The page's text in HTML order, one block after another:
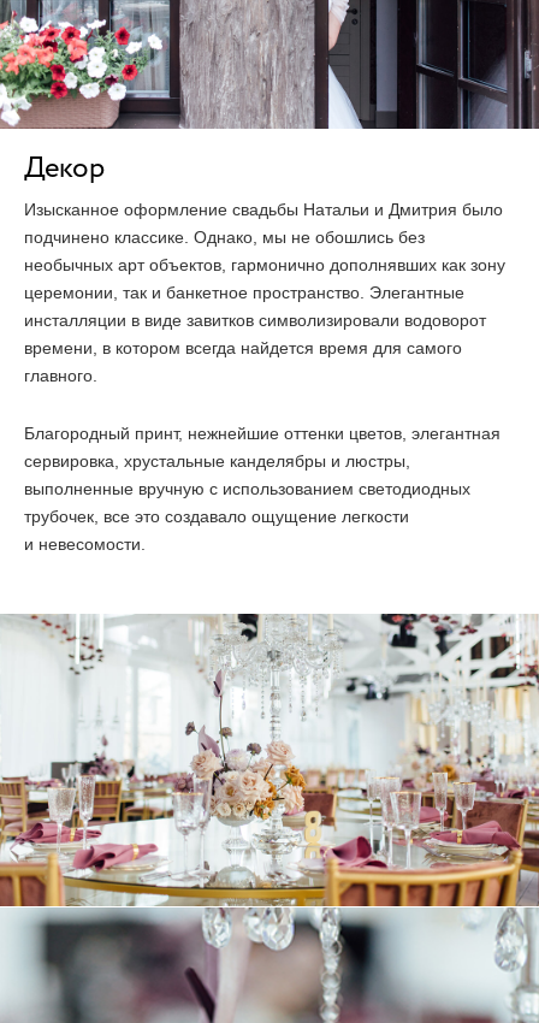
Декор
Изысканное оформление свадьбы Натальи и Дмитрия было
подчинено классике. Однако, мы не обошлись без
необычных арт объектов, гармонично дополнявших как зону
церемонии, так и банкетное пространство. Элегантные
инсталляции в виде завитков символизировали водоворот
времени, в котором всегда найдется время для самого
главного.
Благородный принт, нежнейшие оттенки цветов, элегантная
сервировка, хрустальные канделябры и люстры,
выполненные вручную с использованием светодиодных
трубочек, все это создавало ощущение легкости
и невесомости.